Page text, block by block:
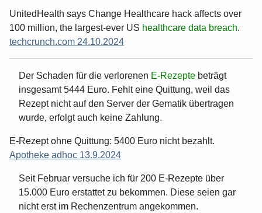
UnitedHealth says Change Healthcare hack affects over
100 million, the largest-ever US healthcare data breach.
techcrunch.com 24.10.2024
Der Schaden für die verlorenen E-Rezepte beträgt
insgesamt 5444 Euro. Fehlt eine Quittung, weil das
Rezept nicht auf den Server der Gematik übertragen
wurde, erfolgt auch keine Zahlung.
E-Rezept ohne Quittung: 5400 Euro nicht bezahlt.
Apotheke adhoc 13.9.2024
Seit Februar versuche ich für 200 E-Rezepte über
15.000 Euro erstattet zu bekommen. Diese seien gar
nicht erst im Rechenzentrum angekommen.